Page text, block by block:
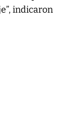
indicaron